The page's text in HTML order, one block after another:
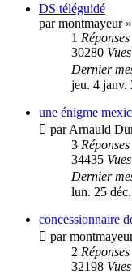
DS téléguidé
parmontmayeur»
1 Réponses
30280 Vues
Dernier
jeu. 4 janv.
une énigme
parArnauld
3 Réponses
34435 Vues
Dernier
lun. 25
concessionnaire
par
2 Réponses
32198 Vues